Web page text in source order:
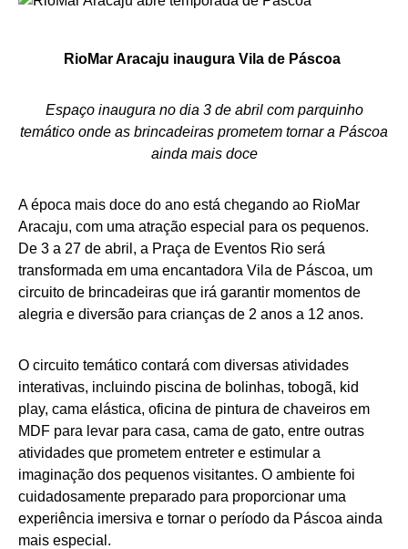
RioMar Aracaju inaugura Vila de Páscoa
Espaço inaugura no dia 3 de abril com parquinho
temático onde as brincadeiras prometem tornar a Páscoa
ainda mais doce
A época mais doce do ano está chegando ao RioMar
Aracaju, com uma atração especial para os pequenos.
De 3 a 27 de abril, a Praça de Eventos Rio será
transformada em uma encantadora Vila de Páscoa, um
circuito de brincadeiras que irá garantir momentos de
alegria e diversão para crianças de 2 anos a 12 anos.
O circuito temático contará com diversas atividades
interativas, incluindo piscina de bolinhas, tobogã, kid
play, cama elástica, oficina de pintura de chaveiros em
MDF para levar para casa, cama de gato, entre outras
atividades que prometem entreter e estimular a
imaginação dos pequenos visitantes. O ambiente foi
cuidadosamente preparado para proporcionar uma
experiência imersiva e tornar o período da Páscoa ainda
mais especial.